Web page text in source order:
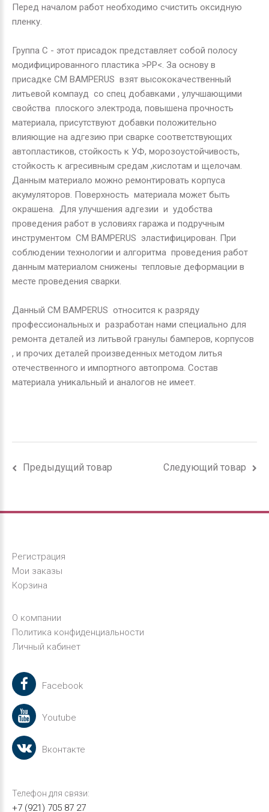
Перед началом работ необходимо счистить оксидную
пленку.
Группа С - этот присадок представляет собой полосу
модифицированного пластика >PР<. За основу в
присадке СМ BAMPERUS взят высококачественный
литьевой компауд со спец добавками , улучшающими
свойства плоского электрода, повышена прочность
материала, присутствуют добавки положительно
влияющие на адгезию при сварке соответствующих
автопластиков, стойкость к УФ, морозоустойчивость,
стойкость к агресивным средам ,кислотам и щелочам.
Данным материало можно ремонтировать корпуса
акумуляторов. Поверхность материала может быть
окрашена. Для улучшения адгезии и удобства
проведения работ в условиях гаража и подручным
инструментом СМ BAMPERUS эластифицирован. При
соблюдении технологии и алгоритма проведения работ
данным материалом снижены тепловые деформации в
месте проведения сварки.
Данный СМ BAMPERUS относится к разряду
профессиональных и разработан нами специально для
ремонта деталей из литьвой гранулы бамперов, корпусов
, и прочих деталей произведенных методом литья
отечественного и импортного автопрома. Состав
материала уникальный и аналогов не имеет.
Предыдущий товар Следующий товар
Регистрация
Мои заказы
Корзина
О компании
Политика конфиденциальности
Личный кабинет
Facebook
Youtube
Вконтакте
Телефон для связи:
+7 (921) 705 87 27